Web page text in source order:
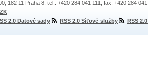
182 11 Praha 8, tel.: +420 284 041 111, fax: +420 284
2.0 Datové sady RSS 2.0 Síťové služby RSS